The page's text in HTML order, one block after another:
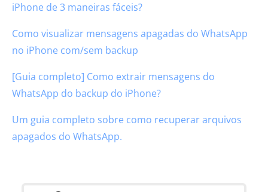
iPhone de 3 maneiras fáceis?
Como visualizar mensagens apagadas do WhatsApp
no ​​iPhone com/sem backup
[Guia completo] Como extrair mensagens do
WhatsApp do backup do iPhone?
Um guia completo sobre como recuperar arquivos
apagados do WhatsApp.